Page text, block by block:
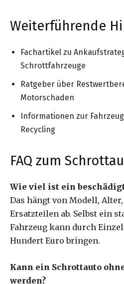
Weiterführende
Fachartikel zu
Schrottfahrzeuge
Ratgeber über
Motorschaden
Informationen zur
Recycling
FAQ zum
Wie viel ist ein
Das hängt von Modell,
Ersatzteilen ab. Selbst ein
Fahrzeug kann durch
Hundert Euro bringen.
Kann ein Schrottauto
werden?